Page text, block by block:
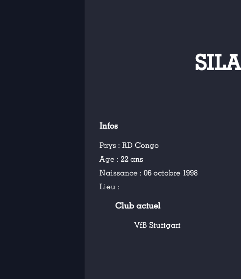
Infos
Pays : RD Congo
Age : 22 ans
Naissance : 06 octobre 1998
Lieu :
Club actuel
VfB Stuttgart